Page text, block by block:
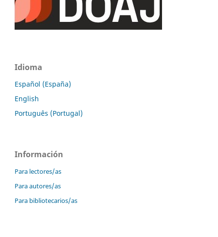
Idioma
Español (España)
English
Português (Portugal)
Información
Para lectores/as
Para autores/as
Para bibliotecarios/as